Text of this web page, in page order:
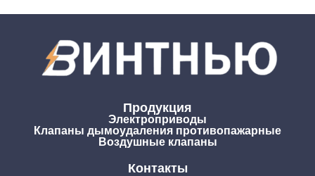
Продукция
Электроприводы
Клапаны дымоудаления противопажарные
Воздушные клапаны
Контакты